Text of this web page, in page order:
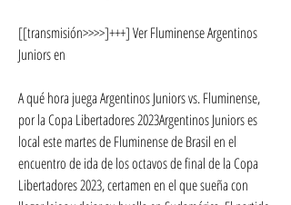
[[transmisión>>>>]+++] Ver Fluminense Argentinos
Juniors en
A qué hora juega Argentinos Juniors vs. Fluminense,
por la Copa Libertadores 2023Argentinos Juniors es
local este martes de Fluminense de Brasil en el
encuentro de ida de los octavos de final de la Copa
Libertadores 2023, certamen en el que sueña con